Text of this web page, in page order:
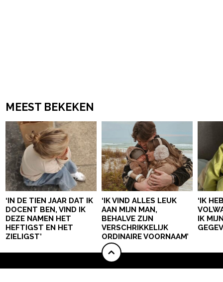
MEEST BEKEKEN
‘IN DE TIEN JAAR DAT IK
DOCENT BEN, VIND IK
DEZE NAMEN HET
HEFTIGST EN HET
ZIELIGST’
‘IK VIND ALLES LEUK
AAN MIJN MAN,
BEHALVE ZIJN
VERSCHRIKKELIJK
ORDINAIRE VOORNAAM’
‘IK
IK